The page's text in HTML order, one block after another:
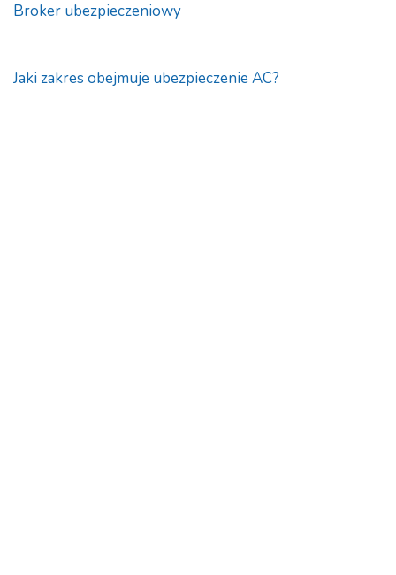
Broker ubezpieczeniowy
Jaki zakres obejmuje ubezpieczenie AC?